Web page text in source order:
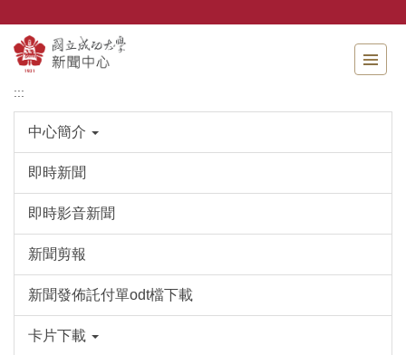
主
要
內
:::
中心簡介
即時新聞
即時影音新聞
新聞剪報
新聞發佈託付單odt檔下載
卡片下載